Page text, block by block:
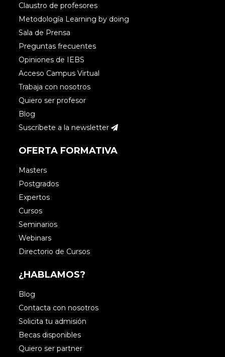
Claustro de profesores
Metodología Learning by doing
Sala de Prensa
Preguntas frecuentes
Opiniones de IEBS
Acceso Campus Virtual
Trabaja con nosotros
Quiero ser profesor
Blog
Suscríbete a la newsletter
OFERTA FORMATIVA
Masters
Postgrados
Expertos
Cursos
Seminarios
Webinars
Directorio de Cursos
¿HABLAMOS?
Blog
Contacta con nosotros
Solicita tu admisión
Becas disponibles
Quiero ser partner